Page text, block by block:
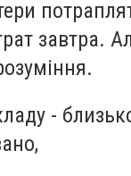
завтра.
-